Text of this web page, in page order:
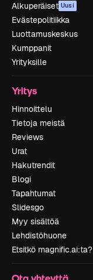
Alkuperäiset Uusi
Evästepolitiikka
Luottamuskeskus
Kumppanit
Yrityksille
Yritys
Hinnoittelu
Tietoja meistä
Reviews
Urat
Hakutrendit
Blogi
Tapahtumat
Slidesgo
Myy sisältöä
Lehdistöhuone
Etsitkö magnific.ai:ta?